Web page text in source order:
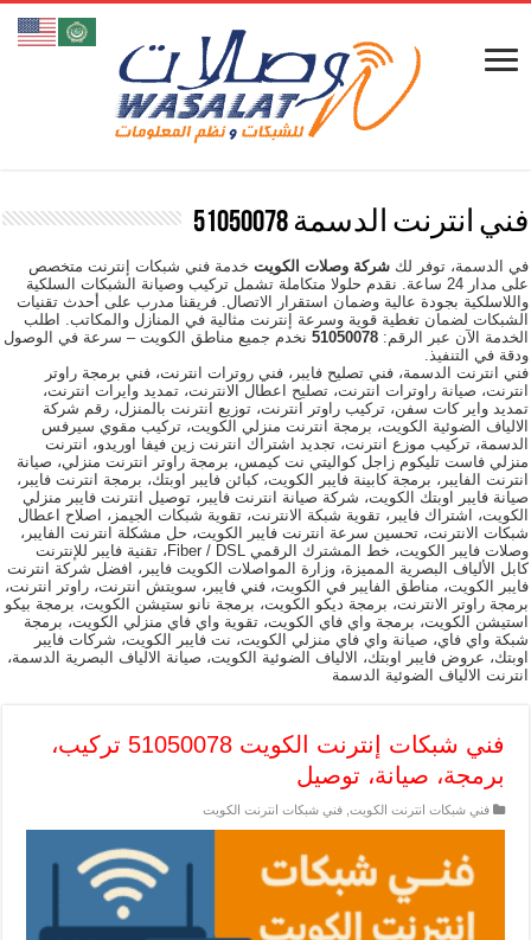
فني انترنت الدسمة 51050078
في الدسمة، توفر لكشركة وصلات الكويت خدمة فني شبكات إنترنت متخصص
على مدار 24 ساعة. نقدم حلولا متكاملة تشمل تركيب وصيانة الشبكات السلكية
واللاسلكية بجودة عالية وضمان استقرار الاتصال. فريقنا مدرب على أحدث تقنيات
الشبكات لضمان تغطية قوية وسرعة إنترنت مثالية في المنازل والمكاتب. اطلب
الخدمة الآن عبر الرقم:51050078 نخدم جميع مناطق الكويت – سرعة في الوصول
ودقة في التنفيذ.
فني انترنت الدسمة، فني تصليح فايبر، فني روترات انترنت، فني برمجة راوتر
انترنت، صيانة راوترات انترنت، تصليح اعطال الانترنت، تمديد وايرات انترنت،
تمديد واير كات سفن، تركيب راوتر انترنت، توزيع انترنت بالمنزل، رقم شركة
الالياف الضوئية الكويت، برمجة انترنت منزلي الكويت، تركيب مقوي سيرفس
الدسمة، تركيب موزع انترنت، تجديد اشتراك انترنت زين فيفا اوريدو، انترنت
منزلي فاست تليكوم زاجل كواليتي نت كيمس، برمجة راوتر انترنت منزلي، صيانة
انترنت الفايبر، برمجة كابينة فايبر الكويت، كبائن فايبر اوبتك، برمجة انترنت فايبر،
صيانة فايبر اوبتك الكويت، شركة صيانة انترنت فايبر، توصيل انترنت فايبر منزلي
الكويت، اشتراك فايبر، تقوية شبكة الانترنت، تقوية شبكات الجيمز، اصلاح اعطال
شبكات الانترنت، تحسين سرعة انترنت فايبر الكويت، حل مشكلة انترنت الفايبر،
وصلات فايبر الكويت، خط المشترك الرقمي Fiber / DSL، تقنية فايبر للإنترنت
كابل الألياف البصرية المميزة، وزارة المواصلات الكويت فايبر، افضل شركة انترنت
فايبر الكويت، مناطق الفايبر في الكويت، فني فايبر، سويتش انترنت، راوتر انترنت،
برمجة راوتر الانترنت، برمجة ديكو الكويت، برمجة نانو ستيشن الكويت، برمجة بيكو
استيشن الكويت، برمجة واي فاي الكويت، تقوية واي فاي منزلي الكويت، برمجة
شبكة واي فاي، صيانة واي فاي منزلي الكويت، نت فايبر الكويت، شركات فايبر
اوبتك، عروض فايبر اوبتك، الالياف الضوئية الكويت، صيانة الالياف البصرية الدسمة،
انترنت الالياف الضوئية الدسمة
فني شبكات إنترنت الكويت 51050078 تركيب،
برمجة، صيانة، توصيل
فني شبكات انترنت الكويت ,فني شبكات انترنت الكويت